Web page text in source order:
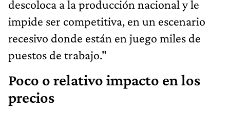
descoloca a la producción nacional y le
impide ser competitiva, en un escenario
recesivo donde están en juego miles de
puestos de trabajo."
Poco o relativo impacto en los
precios